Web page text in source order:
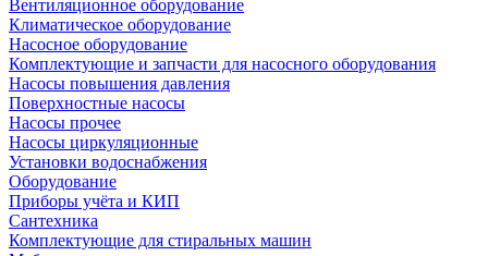
Вентиляционное оборудование
Климатическое оборудование
Насосное оборудование
Комплектующие и запчасти для насосного оборудования
Насосы повышения давления
Поверхностные насосы
Насосы прочее
Насосы циркуляционные
Установки водоснабжения
Оборудование
Приборы учёта и КИП
Сантехника
Комплектующие для стиральных машин